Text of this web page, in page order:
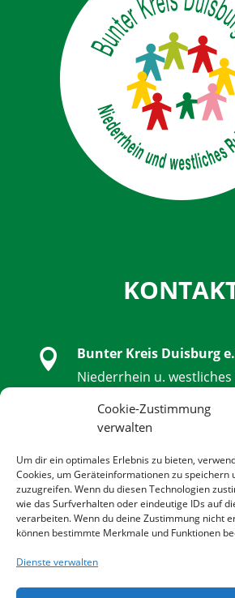
Cookie-Zustimmung
verwalten
Um dir ein optimales Erlebnis zu bieten,
Cookies, um Geräteinformationen zu speichern
zuzugreifen. Wenn du diesen Technologien
wie das Surfverhalten oder eindeutige IDs auf
verarbeiten. Wenn du deine Zustimmung nicht
können bestimmte Merkmale und Funktionen
Dienste verwalten

Bunter Kreis Duisburg
Niederrhein u.
 0203 - 9 85 79 14 - 14
 info@bunter-kreis-